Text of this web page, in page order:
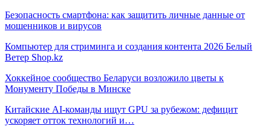
Безопасность смартфона: как защитить личные данные от
мошенников и вирусов
Компьютер для стриминга и создания контента 2026 Белый
Ветер Shop.kz
Хоккейное сообщество Беларуси возложило цветы к
Монументу Победы в Минске
Китайские AI-команды ищут GPU за рубежом: дефицит
ускоряет отток технологий и…